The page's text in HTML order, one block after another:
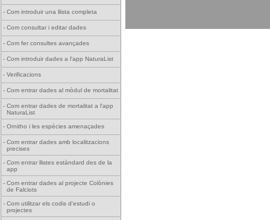
- Com introduir una llista completa
- Com consultar i editar dades
- Com fer consultes avançades
- Com introduir dades a l'app NaturaList
- Verificacions
- Com entrar dades al mòdul de mortalitat
- Com entrar dades de mortalitat a l'app
NaturaList
- Ornitho i les espècies amenaçades
- Com entrar dades amb localitzacions
precises
- Com entrar llistes estàndard des de la
app
- Com entrar dades al projecte Colònies
de Falciots
- Com utilitzar els codis d'estudi o
projectes